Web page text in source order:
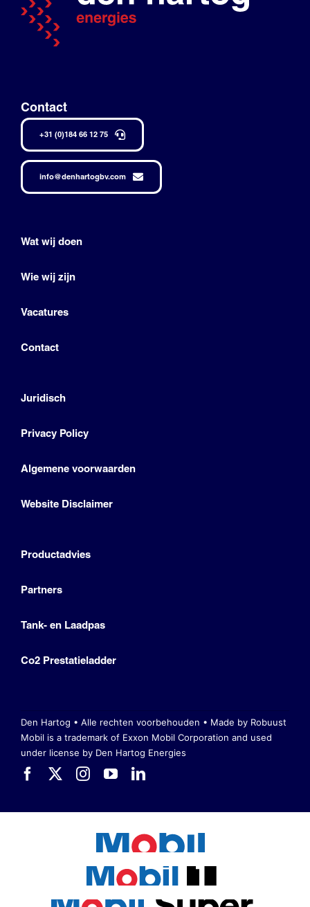
Contact
+31 (0)184 66 12 75
info@denhartogbv.com
Wat wij doen
Wie wij zijn
Vacatures
Contact
Juridisch
Privacy Policy
Algemene voorwaarden
Website Disclaimer
Productadvies
Partners
Tank- en Laadpas
Co2 Prestatieladder
Den Hartog • Alle rechten voorbehouden • Made by Robuust
Mobil is a trademark of Exxon Mobil Corporation and used
under license by Den Hartog Energies